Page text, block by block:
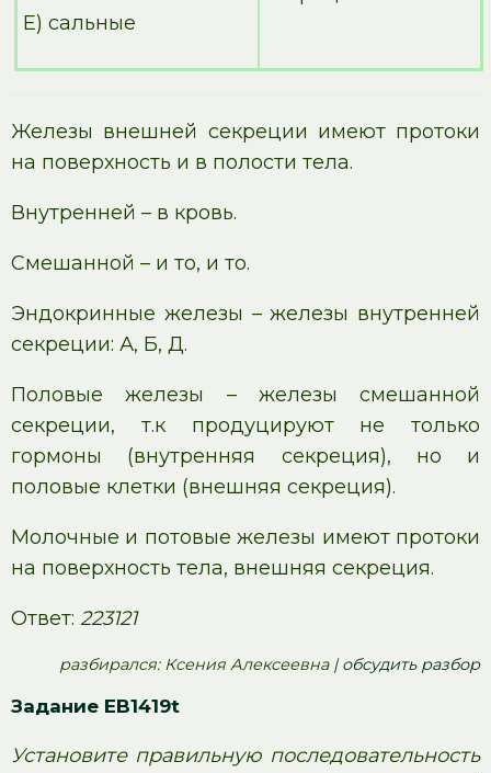
Е) сальные
Железы внешней секреции имеют протоки
на поверхность и в полости тела.
Внутренней – в кровь.
Смешанной – и то, и то.
Эндокринные железы – железы внутренней
секреции: А, Б, Д.
Половые железы – железы смешанной
секреции, т.к продуцируют не только
гормоны (внутренняя секреция), но и
половые клетки (внешняя секреция).
Молочные и потовые железы имеют протоки
на поверхность тела, внешняя секреция.
Ответ: 223121
pазбирался: Ксения Алексеевна |обсудить разбор
Задание EB1419t
Установите правильную последовательность